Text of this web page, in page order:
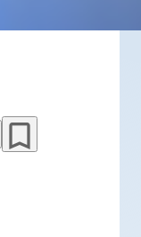
bookmark_border